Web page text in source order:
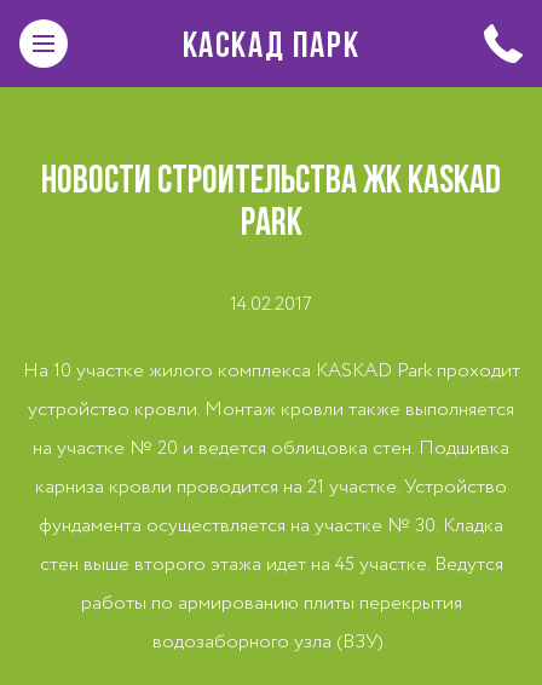
КАСКАД ПАРК
НОВОСТИ СТРОИТЕЛЬСТВА ЖК KASKAD
PARK
14.02.2017
На 10 участке жилого комплекса KASKAD Park проходит
устройство кровли. Монтаж кровли также выполняется
на участке № 20 и ведется облицовка стен. Подшивка
карниза кровли проводится на 21 участке. Устройство
фундамента осуществляется на участке № 30. Кладка
стен выше второго этажа идет на 45 участке. Ведутся
работы по армированию плиты перекрытия
водозаборного узла (ВЗУ).